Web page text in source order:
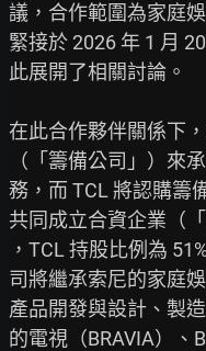
議，合作範圍為家庭
緊接於 2026 年 1 月
此展開了相關討論。
在此合作夥伴關係下
（「籌備公司」）來
務，而 TCL 將認購籌
共同成立合資企業（「
，TCL 持股比例為
司將繼承索尼的家庭
產品開發與設計、製
的電視（BRAVIA）、